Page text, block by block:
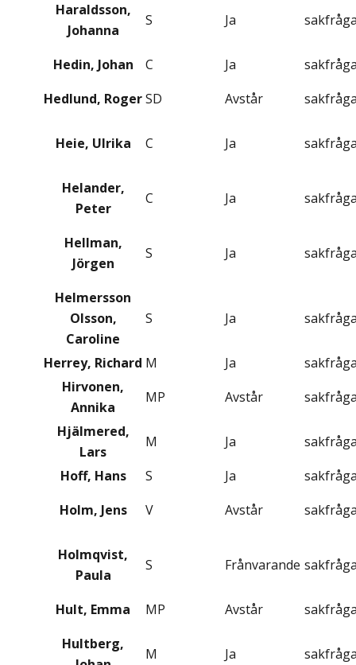
Haraldsson,
Johanna
S Ja
Hedin, Johan C Ja
Hedlund, RogerSD Avstår
Heie, Ulrika C Ja
Helander,
Peter
C Ja
Hellman,
Jörgen
S Ja
Helmersson
Olsson,
Caroline
S Ja
Herrey, Richard M Ja
Hirvonen,
Annika
MP Avstår
Hjälmered,
Lars
M Ja
Hoff, Hans
S Ja
Holm, Jens
V Avstår
Holmqvist,
Paula
S Frånvarande
Hult, Emma MP Avstår
Hultberg,
M Ja